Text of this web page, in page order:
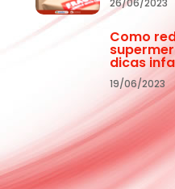
Como
dicas
19/06/2023